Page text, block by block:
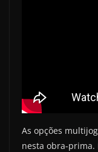
As opções
nesta obra-prima.